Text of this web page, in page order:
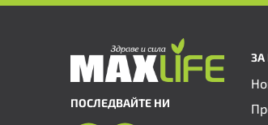
ПОСЛЕДВАЙТЕ НИ
ЗА